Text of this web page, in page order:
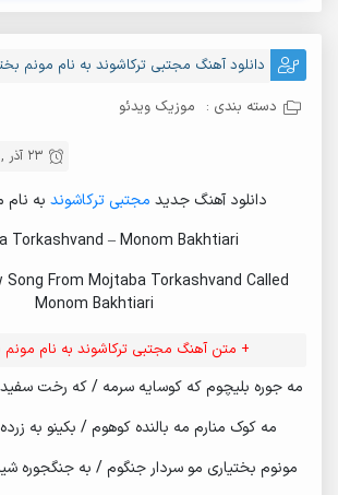
دانلود آهنگ مجتبی ترکاشوند به نام مونم
دسته بندی : موزیک ویدئو
23 آذر , 1402
دانلود آهنگ جدید مجتبی ترکاشوند به نام
Torkashvand – Monom Bakhtiari
Song From Mojtaba Torkashvand Called
Monom Bakhtiari
+ متن آهنگ مجتبی ترکاشوند به نام مونم
مه جوره بلیچوم که کوسایه سرمه / که رخت
مه کوک منارم مه بالنده کوهوم / بکینو به
مونوم بختیاری مو سردار جنگوم / به جنگجوره